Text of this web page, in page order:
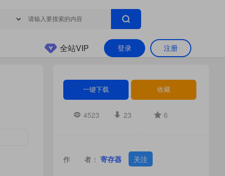
登录 注册
全站VIP
一键下载 收藏
4523 23 6
作 者： 寄存器 关注